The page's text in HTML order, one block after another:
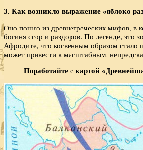
3. Как возникло выражение «яблоко
Оно пошло из древнегреческих мифов, в
богиня ссор и раздоров. По легенде,
Афродите, что косвенным образом стало
может привести к масштабным,
Поработайте с картой